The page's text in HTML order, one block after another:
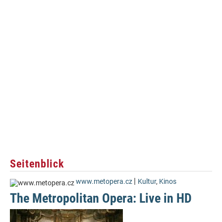
Seitenblick
www.metopera.cz | Kultur, Kinos
The Metropolitan Opera: Live in HD